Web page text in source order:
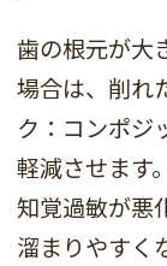
歯の根元が大
場合は、削れ
ク：コンポジ
軽減させます
知覚過敏が悪
溜まりやすく